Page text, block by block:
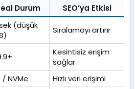
Durum SEO’ya Etkisi
(düşük
Sıralamayı artırır
Kesintisiz erişim
sağlar
/ NVMe
Hızlı veri erişimi